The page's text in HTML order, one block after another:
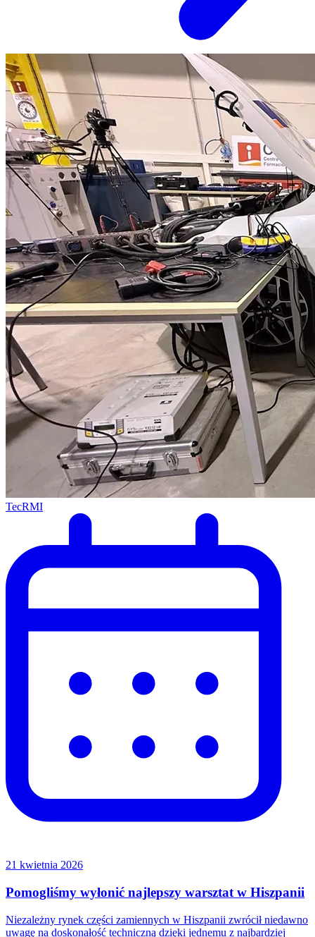
TecRMI
21 kwietnia 2026
Pomogliśmy wyłonić najlepszy warsztat w Hiszpanii
Niezależny rynek części zamiennych w Hiszpanii zwrócił niedawno
uwagę na doskonałość techniczną dzięki jednemu z najbardziej